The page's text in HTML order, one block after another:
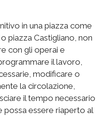
in una piazza come
piazza Castigliano, non
con gli operai e
il lavoro,
modificare o
la circolazione,
il tempo necessario
possa essere riaperto al